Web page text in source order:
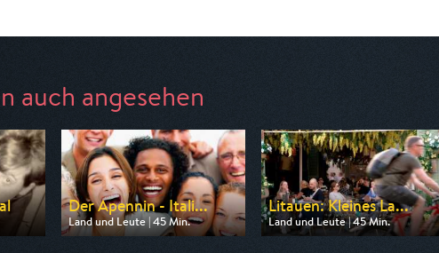
auch angesehen
Der Apennin - Itali...
Land und Leute | 45 Min.
Ausgestrahlt von SWR
Litauen: Kleines La...
Land und Leute | 45 Min.
Ausgestrahlt von NDR